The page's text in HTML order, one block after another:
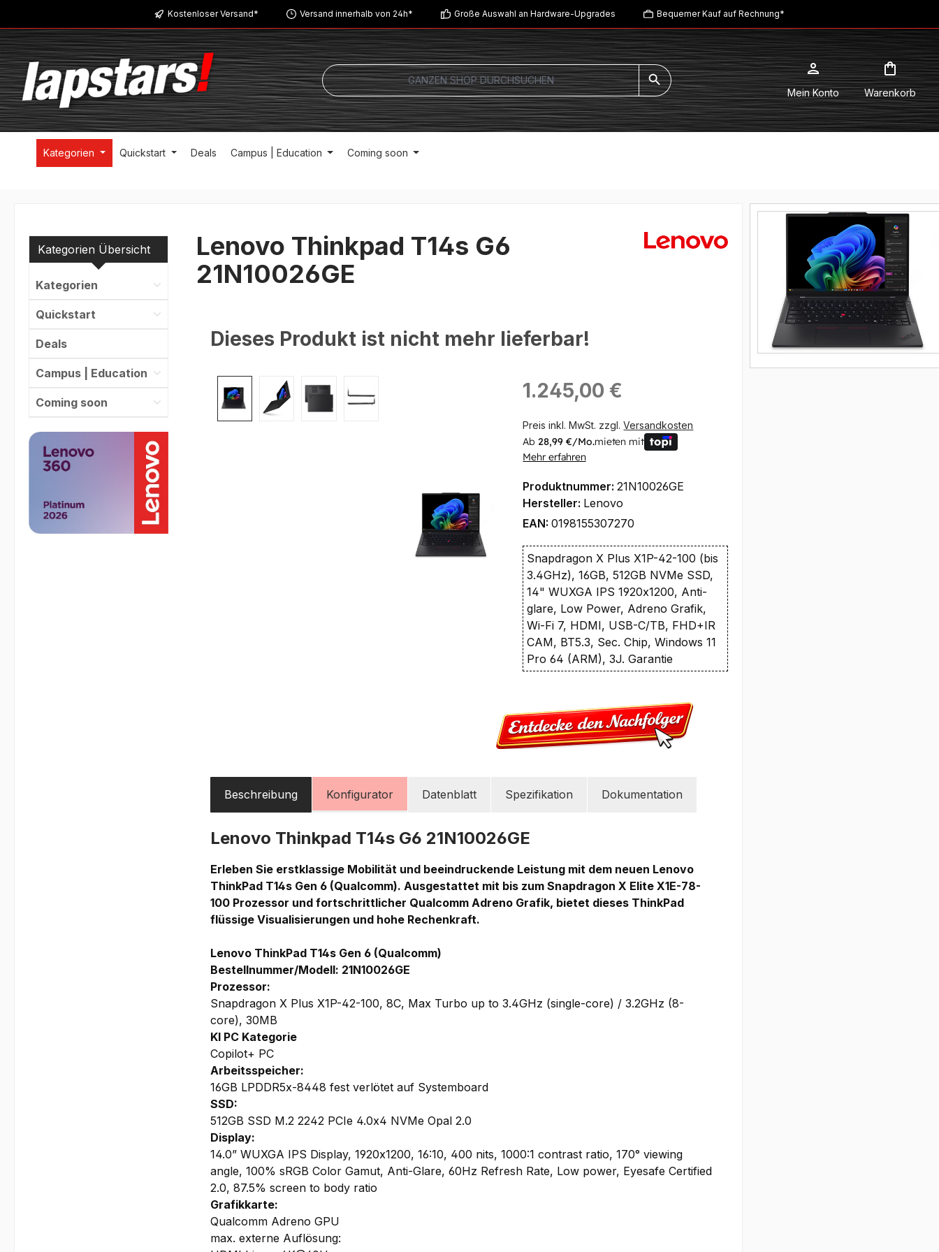
Zur Hauptnavigation springenKostenloser Versand* Versand innerhalb von 24h* Große Auswahl an Hardware-Upgrades Bequemer Kauf auf Rechnung*
Mein Konto Warenkorb
Kategorien Quickstart Deals Campus | Education Coming soon
Kategorien Übersicht
Kategorien
Quickstart
Deals
Campus | Education
Coming soon
Lenovo Thinkpad T14s G6
21N10026GE
Dieses Produkt ist nicht mehr lieferbar!
Bildergalerie überspringen Regulärer Preis:
1.245,00 €
Preis inkl. MwSt. zzgl.Versandkosten
Ab28,99 €/Mo.mieten mit
Mehr erfahren
Produktnummer:21N10026GE
Hersteller: Lenovo
EAN:0198155307270
Snapdragon X Plus X1P-42-100 (bis
3.4GHz), 16GB, 512GB NVMe SSD,
14" WUXGA IPS 1920x1200, Anti-
glare, Low Power, Adreno Grafik,
Wi-Fi 7, HDMI, USB-C/TB, FHD+IR
CAM, BT5.3, Sec. Chip, Windows 11
Pro 64 (ARM), 3J. Garantie
Beschreibung Konfigurator Datenblatt Spezifikation Dokumentation
Lenovo Thinkpad T14s G6 21N10026GE
Erleben Sie erstklassige Mobilität und beeindruckende Leistung mit dem neuen Lenovo
ThinkPad T14s Gen 6 (Qualcomm). Ausgestattet mit bis zum Snapdragon X Elite X1E-78-
100 Prozessor und fortschrittlicher Qualcomm Adreno Grafik, bietet dieses ThinkPad
flüssige Visualisierungen und hohe Rechenkraft.
Lenovo ThinkPad T14s Gen 6 (Qualcomm)
Bestellnummer/Modell: 21N10026GE
Prozessor:
Snapdragon X Plus X1P-42-100, 8C, Max Turbo up to 3.4GHz (single-core) / 3.2GHz (8-
core), 30MB
KI PC Kategorie
Copilot+ PC
Arbeitsspeicher:
16GB LPDDR5x-8448 fest verlötet auf Systemboard
SSD:
512GB SSD M.2 2242 PCIe 4.0x4 NVMe Opal 2.0
Display:
14.0” WUXGA IPS Display, 1920x1200, 16:10, 400 nits, 1000:1 contrast ratio, 170° viewing
angle, 100% sRGB Color Gamut, Anti-Glare, 60Hz Refresh Rate, Low power, Eyesafe Certified
2.0, 87.5% screen to body ratio
Grafikkarte:
Qualcomm Adreno GPU
max. externe Auflösung: